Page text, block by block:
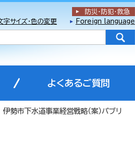
防災・防犯・救急
字サイズ・色の変更 Foreign language
よくあるご質問
勢市下水道事業経営戦略（案）パブリ